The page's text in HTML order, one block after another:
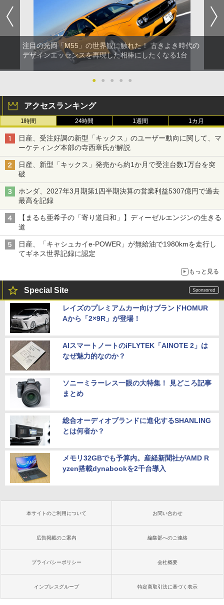
注目の光岡「M55」の世界観に触れた！ 古きよき時代の
デザインエッセンスを再現した相棒にしたくなる1台
● ● ● ● ●
アクセスランキング
1時間 24時間 1週間 1カ月
日産、受注好調の新型「キックス」のユーザー動向に関して、マ
ーケティング本部の寺西章氏が解説
日産、新型「キックス」発売から約1か月で受注台数1万台を突
破
ホンダ、2027年3月期第1四半期決算の営業利益5307億円で過去
最高を記録
【まるも亜希子の「寄り道日和」】ディーゼルエンジンの生きる
道
日産、「キャシュカイe-POWER」が無給油で1980kmを走行し
てギネス世界記録に認定
もっと見る
Special Site
レイズのプレミアムカー向けブランドHOMUR
Aから「2×9R」が登場！
AIスマートノートのiFLYTEK「AINOTE 2」は
なぜ魅力的なのか？
ソニーミラーレス一眼の大特集！ 見どころ記事
まとめ
総合オーディオブランドに進化するSHANLING
とは何者か？
メモリ32GBでも予算内。産経新聞社がAMD R
yzen搭載dynabookを2千台導入
本サイトのご利用について お問い合わせ
広告掲載のご案内 編集部へのご連絡
プライバシーポリシー 会社概要
インプレスグループ 特定商取引法に基づく表示